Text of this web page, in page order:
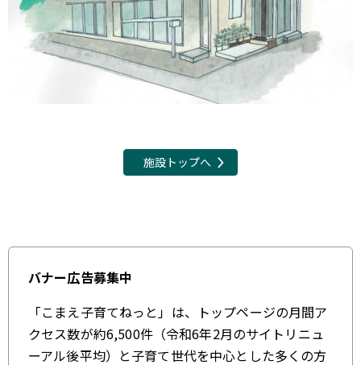
施設トップへ
バナー広告募集中
「こまえ子育てねっと」は、トップページの月間ア
クセス数が約6,500件（令和6年2月のサイトリニュ
ーアル後平均）と子育て世代を中心とした多くの方